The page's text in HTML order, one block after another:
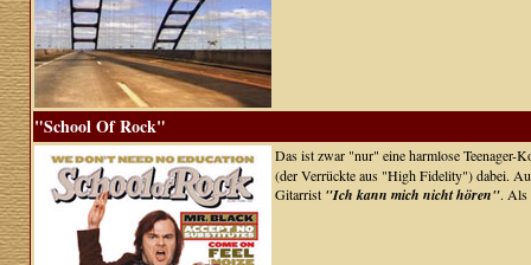
"School Of Rock"
Das ist zwar "nur" eine harmlose Teenager-
(der Verrückte aus "High Fidelity") dabei.
Gitarrist "Ich kann mich nicht hören". Als